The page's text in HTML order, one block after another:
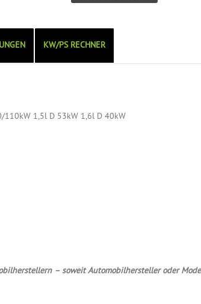
KW/PS RECHNER
1,5l D 53kW 1,6l D 40kW
– soweit Automobilhersteller oder